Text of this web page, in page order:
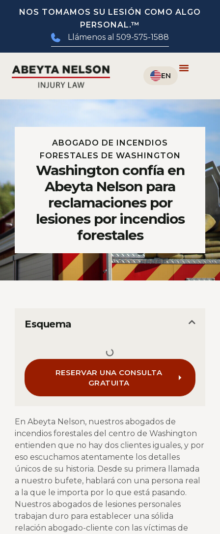
NOS TOMAMOS SU LESIÓN COMO ALGO
PERSONAL.™
Llámenos al 509-575-1588
ABOGADO DE INCENDIOS
FORESTALES DE WASHINGTON
Washington confía en
Abeyta Nelson para
reclamaciones por
lesiones por incendios
forestales
Esquema
RESERVAR UNA CONSULTA
GRATUITA
En Abeyta Nelson, nuestros abogados de
incendios forestales del centro de Washington
entienden que no hay dos clientes iguales, y por
eso escuchamos atentamente los detalles
únicos de su historia. Desde su primera llamada
a nuestro bufete, hablará con una persona real
a la que le importa por lo que está pasando.
Nuestros abogados de lesiones personales
trabajan duro para establecer una sólida
relación abogado-cliente con las víctimas de